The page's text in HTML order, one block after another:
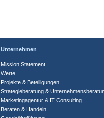
Unternehmen
Mission Statement
Werte
Projekte & Beteiligungen
Strategieberatung &
Marketingagentur & IT Consulting
Beraten & Handeln